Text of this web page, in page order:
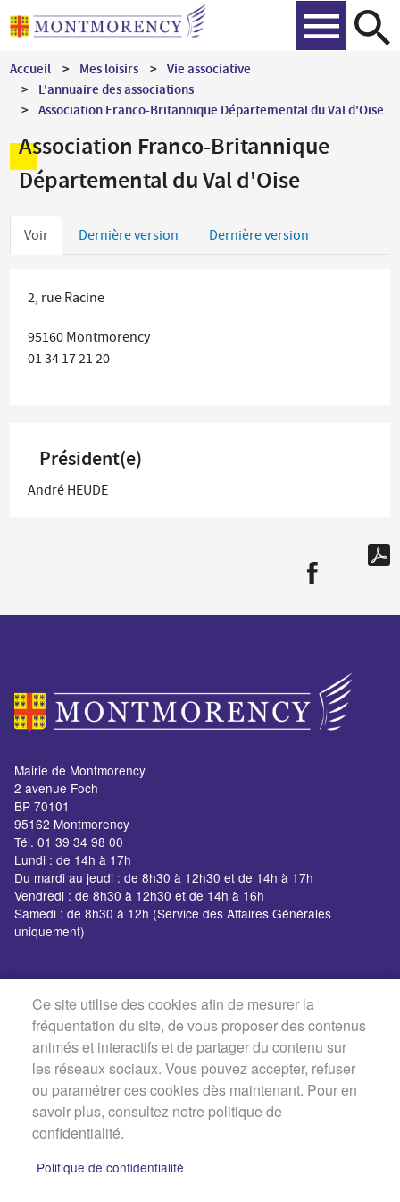
Aller
au
principal
Accueil Mes loisirs
Vie associative
L'annuaire des associations
Association Franco-Britannique Départemental du Val d'Oise
Association Franco-Britannique
Départemental du Val d'Oise
Onglets
Voir Dernière version Dernière version
2, rue Racine
95160 Montmorency
01 34 17 21 20
Président(e)
André HEUDE
Mairie de Montmorency
2 avenue Foch
BP 70101
95162 Montmorency
Tél. 01 39 34 98 00
Lundi : de 14h à 17h
Du mardi au jeudi : de 8h30 à 12h30 et de 14h à 17h
Vendredi : de 8h30 à 12h30 et de 14h à 16h
Samedi : de 8h30 à 12h (Service des Affaires Générales
uniquement)
Ce site utilise des cookies afin de mesurer la
fréquentation du site, de vous proposer des contenus
animés et interactifs et de partager du contenu sur
les réseaux sociaux. Vous pouvez accepter, refuser
ou paramétrer ces cookies dès maintenant. Pour en
savoir plus, consultez notre politique de
confidentialité.
Politique de confidentialité